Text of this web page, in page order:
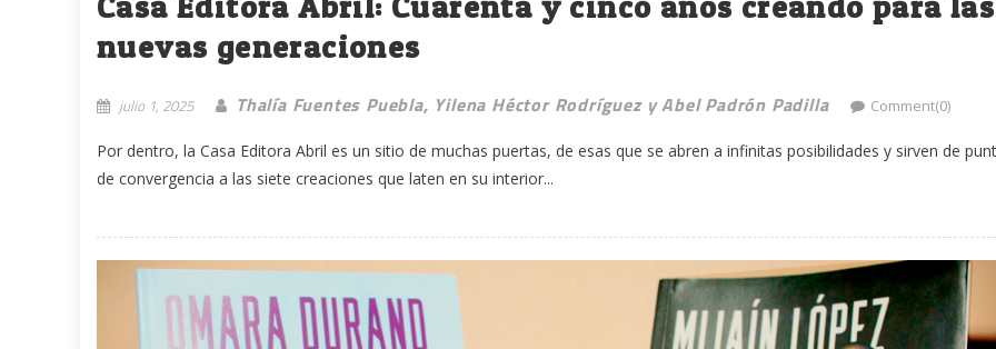
nuevas generaciones
julio 1, 2025 Thalía Fuentes Puebla, Yilena Héctor Rodríguez y Abel Padrón Padilla Comment(0)
Por dentro, la Casa Editora Abril es un sitio de muchas puertas, de esas que se abren a infinitas posibilidades y sirven de
de convergencia a las siete creaciones que laten en su interior...